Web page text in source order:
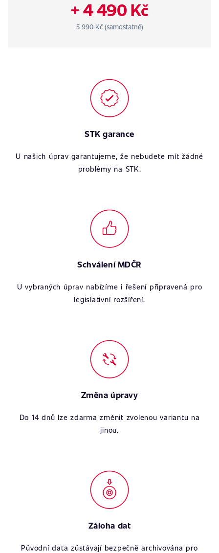
+ 4 490 Kč
5 990 Kč (samostatně)
STK garance
U našich úprav garantujeme, že nebudete mít žádné
problémy na STK.
Schválení MDČR
U vybraných úprav nabízíme i řešení připravená pro
legislativní rozšíření.
Změna úpravy
Do 14 dnů lze zdarma změnit zvolenou variantu na
jinou.
Záloha dat
Původní data zůstávají bezpečně archivována pro